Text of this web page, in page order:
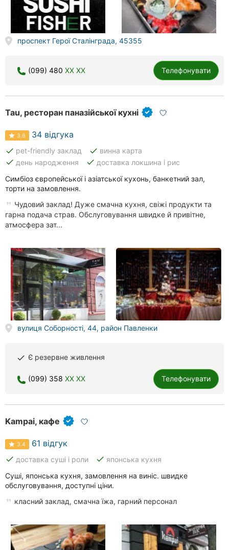
проспект Герої Сталінграда, 45355
(099) 480 XX XX Телефонувати
Tau, ресторан паназійської кухні
3.6 34 відгука
done pet-friendly заклад done винна карта
done день народження done доставка локшина і рис
Симбіоз європейської і азіатської кухонь, банкетний зал,
торти на замовлення.
Чудовий заклад! Дуже смачна кухня, свіжі продукти та
гарна подача страв. Обслуговування швидке й привітне,
атмосфера зат...
вулиця Соборності, 44, район Павленки
done Є резервне живлення
(099) 358 XX XX Телефонувати
Kampai, кафе
3.4 61 відгук
done доставка суші і роли done японська кухня
Суші, японська кухня, замовлення на виніс. швидке
обслуговування, доступні ціни.
класний заклад, смачна їжа, гарний персонал